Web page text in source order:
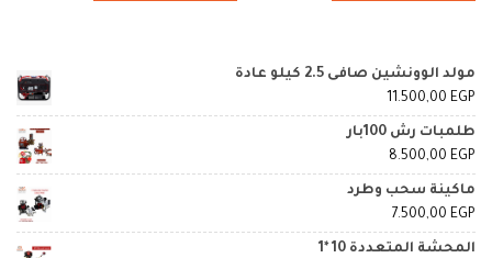
مولد الوونشين صافى 2.5 كيلو عادة
11.500,00 EGP
طلمبات رش 100بار
8.500,00 EGP
ماكينة سحب وطرد
7.500,00 EGP
المحشة المتعددة 10 *1